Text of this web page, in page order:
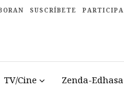
SUSCRÍBETE PARTICIPA
TV/Cine Zenda-Edhasa